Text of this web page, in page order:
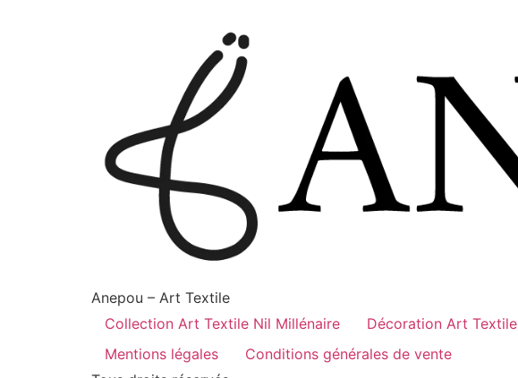
Anepou – Art Textile
Collection Art Textile Nil Millénaire
Décoration Art Textile
Mentions légales
Conditions générales de vente